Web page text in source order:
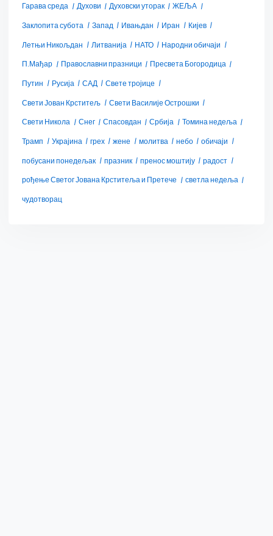
Гарава среда
Духови Духовски уторак
ЖЕЉА
Заклопита субота
Запад Ивањдан Иран
Кијев
Летњи Никољдан
Литванија НАТО
Народни обичаји
П.Мађар
Православни празници
Пресвета Богородица
Путин
Русија САД
Свете тројице
Свети Јован Крститељ
Свети Василије Острошки
Свети Никола
Снег Спасовдан Србија
Томина недеља
Трамп
Украјина грех жене молитва небо
обичаји
побусани понедељак
празник пренос моштију
радост
рођење Светог Јована Крститеља и Претече
светла недеља
чудотворац